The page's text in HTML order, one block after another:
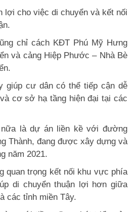
lợi cho việc di chuyển và kết nối
chỉ cách KĐT Phú Mỹ Hưng
và cảng Hiệp Phước – Nhà Bè
giúp cư dân có thể tiếp cận dễ
cơ sở hạ tầng hiện đại tại các
là dự án liền kề với đường
Thành, đang được xây dựng và
năm 2021.
quan trọng kết nối khu vực phía
di chuyển thuận lợi hơn giữa
các tỉnh miền Tây.